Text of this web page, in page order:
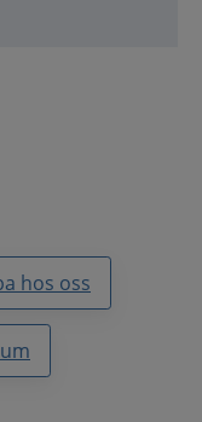
hos oss